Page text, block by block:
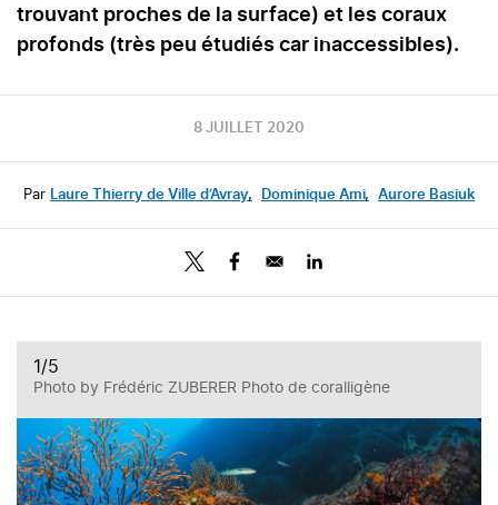
trouvant proches de la surface) et les coraux
profonds (très peu étudiés car inaccessibles).
8 JUILLET 2020
Par Laure Thierry de Ville d’Avray, Dominique Ami, Aurore Basiuk
1 /5
Photo by Frédéric ZUBERER Photo de coralligène